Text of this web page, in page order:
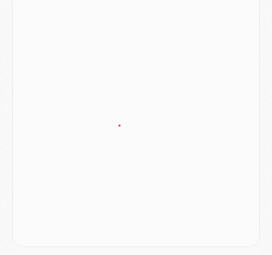
- Le PSG s'associe avec un géant de la tech